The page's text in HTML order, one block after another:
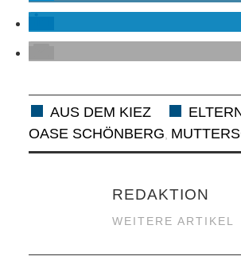
GEWERBE
UND
GASTRONOMIE
KINDER,
SCHULE
KUNST
AUS DEM KIEZ
OASE SCHÖNBERG,
REDAKTION
WEITERE ARTIKEL